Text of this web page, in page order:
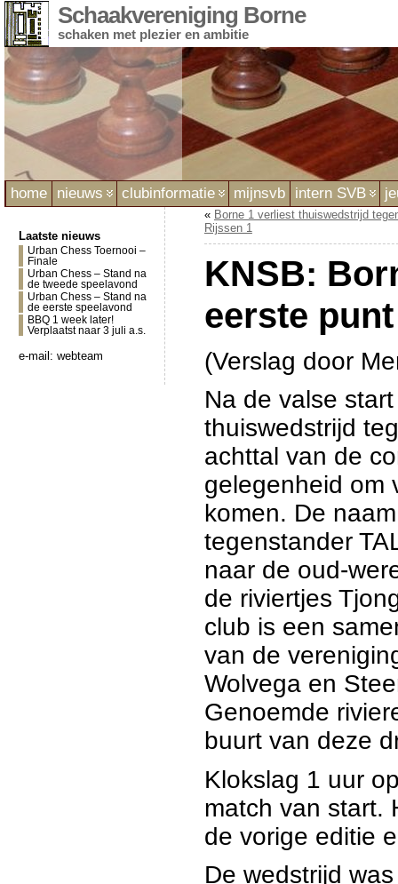
Schaakvereniging Borne
schaken met plezier en ambitie
home nieuws clubinformatie mijnsvb intern SVB
Laatste nieuws
Urban Chess Toernooi –
Finale
Urban Chess – Stand na
de tweede speelavond
Urban Chess – Stand na
de eerste speelavond
BBQ 1 week later!
Verplaatst naar 3 juli a.s.
e-mail: webteam
« Borne 1 verliest thuiswedstrijd
Rijssen 1
KNSB:
eerste
(Verslag door
Na de valse
thuiswedstrijd
achttal van de
gelegenheid om
komen. De
tegenstander
naar de oud-
de riviertjes
club is een
van de
Wolvega en
Genoemde
buurt van deze
Klokslag 1 uur
match van start.
de vorige editie
De wedstrijd